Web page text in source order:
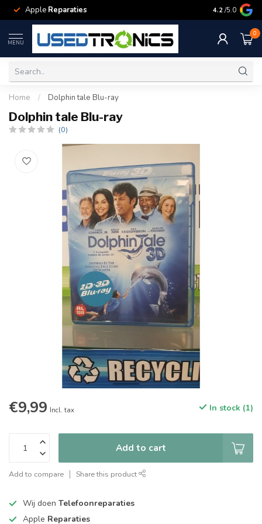
Apple Reparaties Samsung
4.2 /5.0
MENU
0
Home / Dolphin tale Blu-ray
Dolphin tale Blu-ray
(0)
€9,99 Incl. tax In stock (1)
Add to cart
Add to compare Share this product
Wij doen Telefoonreparaties
Apple Reparaties